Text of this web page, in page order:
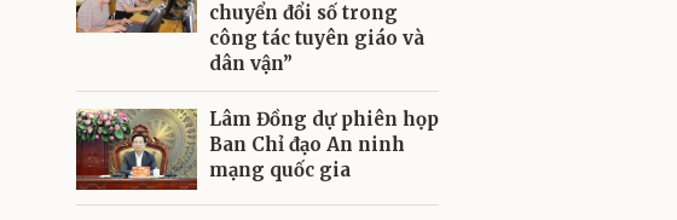
chuyển đổi số trong
công tác tuyên giáo và
dân vận”
Lâm Đồng dự phiên họp
Ban Chỉ đạo An ninh
mạng quốc gia